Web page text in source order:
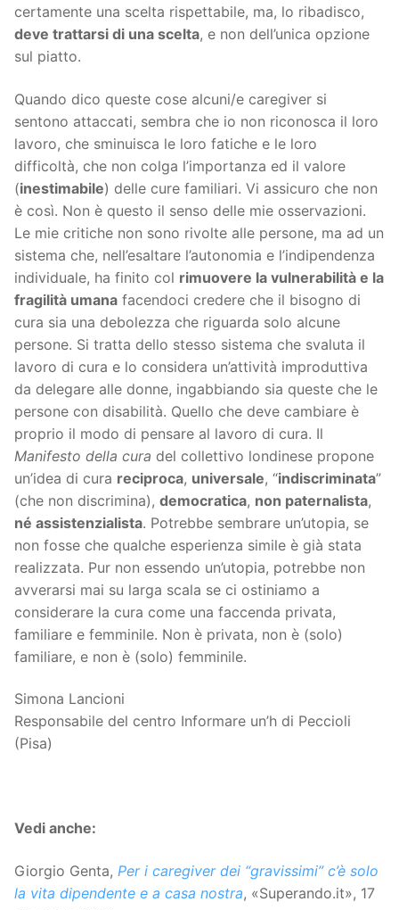
certamente una scelta rispettabile, ma, lo ribadisco,
deve trattarsi di una scelta, e non dell’unica opzione
sul piatto.
Quando dico queste cose alcuni/e caregiver si
sentono attaccati, sembra che io non riconosca il loro
lavoro, che sminuisca le loro fatiche e le loro
difficoltà, che non colga l’importanza ed il valore
(inestimabile) delle cure familiari. Vi assicuro che non
è così. Non è questo il senso delle mie osservazioni.
Le mie critiche non sono rivolte alle persone, ma ad un
sistema che, nell’esaltare l’autonomia e l’indipendenza
individuale, ha finito col rimuovere la vulnerabilità e la
fragilità umana facendoci credere che il bisogno di
cura sia una debolezza che riguarda solo alcune
persone. Si tratta dello stesso sistema che svaluta il
lavoro di cura e lo considera un’attività improduttiva
da delegare alle donne, ingabbiando sia queste che le
persone con disabilità. Quello che deve cambiare è
proprio il modo di pensare al lavoro di cura. Il
Manifesto della cura del collettivo londinese propone
un’idea di cura reciproca, universale, “indiscriminata”
(che non discrimina), democratica, non paternalista,
né assistenzialista. Potrebbe sembrare un’utopia, se
non fosse che qualche esperienza simile è già stata
realizzata. Pur non essendo un’utopia, potrebbe non
avverarsi mai su larga scala se ci ostiniamo a
considerare la cura come una faccenda privata,
familiare e femminile. Non è privata, non è (solo)
familiare, e non è (solo) femminile.
Simona Lancioni
Responsabile del centro Informare un’h di Peccioli
(Pisa)
Vedi anche:
Giorgio Genta, Per i caregiver dei “gravissimi” c’è solo
la vita dipendente e a casa nostra, «Superando.it», 17